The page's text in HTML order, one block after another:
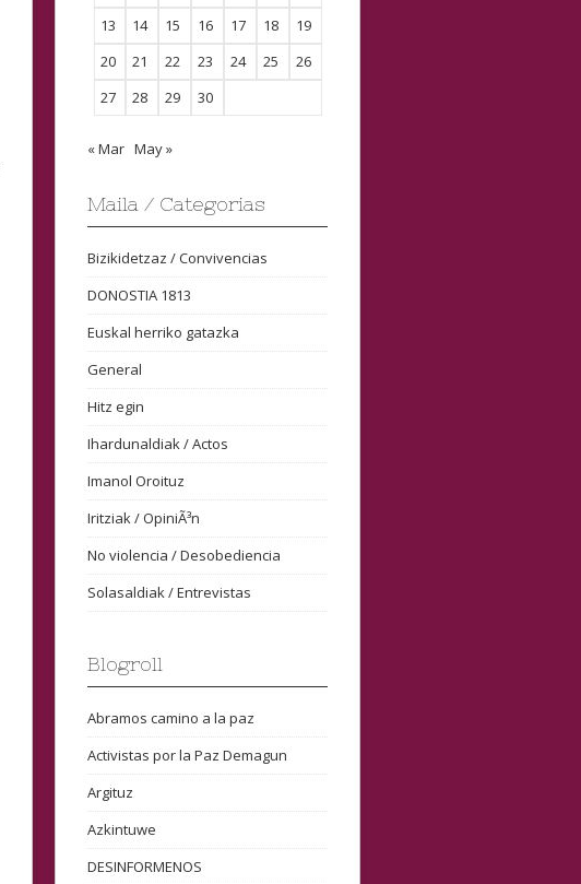
13
14 15 16 17 18
19
20
21 22 23 24 25
26
27
28 29 30
« Mar May »
Maila / Categorias
Bizikidetzaz / Convivencias
DONOSTIA 1813
Euskal herriko gatazka
General
Hitz egin
Ihardunaldiak / Actos
Imanol Oroituz
Iritziak / OpiniÃ³n
No violencia / Desobediencia
Solasaldiak / Entrevistas
Blogroll
Abramos camino a la paz
Activistas por la Paz Demagun
Argituz
Azkintuwe
DESINFORMENOS